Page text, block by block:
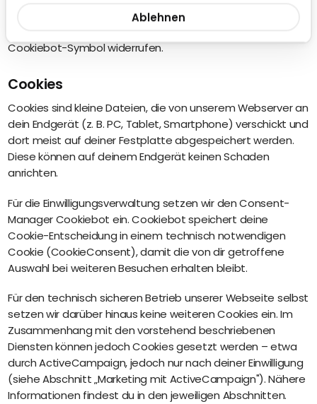
Ablehnen
Einwilligung gemäß Art. 6 Abs. 1 lit. a DSGVO. Du kannst deine
Cookiebot-Symbol widerrufen.
Cookies
Cookies sind kleine Dateien, die von unserem Webserver an
dein Endgerät (z. B. PC, Tablet, Smartphone) verschickt und
dort meist auf deiner Festplatte abgespeichert werden.
Diese können auf deinem Endgerät keinen Schaden
anrichten.
Für die Einwilligungsverwaltung setzen wir den Consent-
Manager Cookiebot ein. Cookiebot speichert deine
Cookie-Entscheidung in einem technisch notwendigen
Cookie (CookieConsent), damit die von dir getroffene
Auswahl bei weiteren Besuchen erhalten bleibt.
Für den technisch sicheren Betrieb unserer Webseite selbst
setzen wir darüber hinaus keine weiteren Cookies ein. Im
Zusammenhang mit den vorstehend beschriebenen
Diensten können jedoch Cookies gesetzt werden – etwa
durch ActiveCampaign, jedoch nur nach deiner Einwilligung
(siehe Abschnitt „Marketing mit ActiveCampaign"). Nähere
Informationen findest du in den jeweiligen Abschnitten.